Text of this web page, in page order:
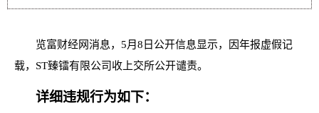
览富财经网消息，5月8日公开信息显示，因年报虚假记
载，ST臻镭有限公司收上交所公开谴责。
详细违规行为如下：